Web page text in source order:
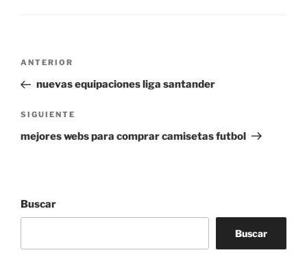
Navegación
entradas
Entrada
anterior:
ANTERIOR
nuevas equipaciones liga santander
Siguiente
entrada
SIGUIENTE
mejores webs para comprar camisetas futbol
Buscar
Buscar